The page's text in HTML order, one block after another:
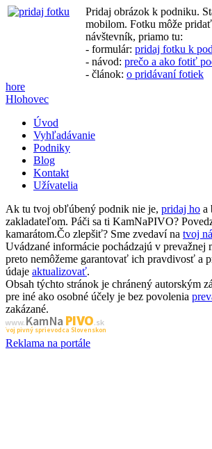
Pridaj obrázok k podniku.
mobilom. Fotku môže
návštevník, priamo tu:
- formulár: pridaj fotku k
- návod: prečo a ako fotiť
- článok: o pridávaní fotiek
hore
Hlohovec
Úvod
Vyhľadávanie
Podniky
Blog
Kontakt
Užívatelia
Ak tu tvoj obľúbený podnik nie je, pridaj ho a
zakladateľom. Páči sa ti KamNaPIVO?
kamarátom.Čo zlepšiť? Sme zvedaví na tvoj
Uvádzané informácie pochádzajú v prevažnej
preto nemôžeme garantovať ich pravdivosť a
údaje aktualizovať.
Obsah týchto stránok je chránený autorským
pre iné ako osobné účely je bez povolenia
zakázané.
www.Kam Na PIVO.sk
Tvoj pivný sprievodca Slovenskom
Reklama na portále